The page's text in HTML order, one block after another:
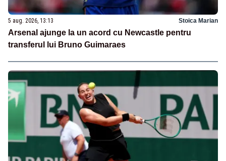
5 aug. 2026, 13:13 Stoica Marian
Arsenal ajunge la un acord cu Newcastle pentru
transferul lui Bruno Guimaraes